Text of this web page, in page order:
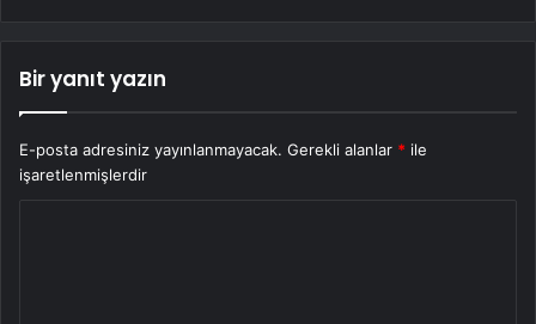
Bir yanıt yazın
E-posta adresiniz yayınlanmayacak. Gerekli alanlar * ile
işaretlenmişlerdir